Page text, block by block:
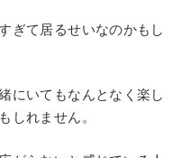
ぎて居るせいなのかもし
にいてもなんとなく楽し
しれません。